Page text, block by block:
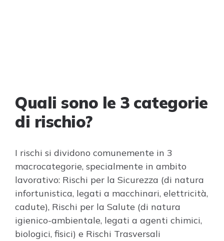
Quali sono le 3 categorie
di rischio?
I rischi si dividono comunemente in 3
macrocategorie, specialmente in ambito
lavorativo: Rischi per la Sicurezza (di natura
infortunistica, legati a macchinari, elettricità,
cadute), Rischi per la Salute (di natura
igienico-ambientale, legati a agenti chimici,
biologici, fisici) e Rischi Trasversali